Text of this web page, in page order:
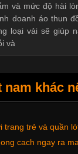
và mức độ hài
doanh áo thun
loại vải sẽ giúp
và
nam khác
quần lót nam nữ
lót nam bơi lội nam
trang trẻ và quần